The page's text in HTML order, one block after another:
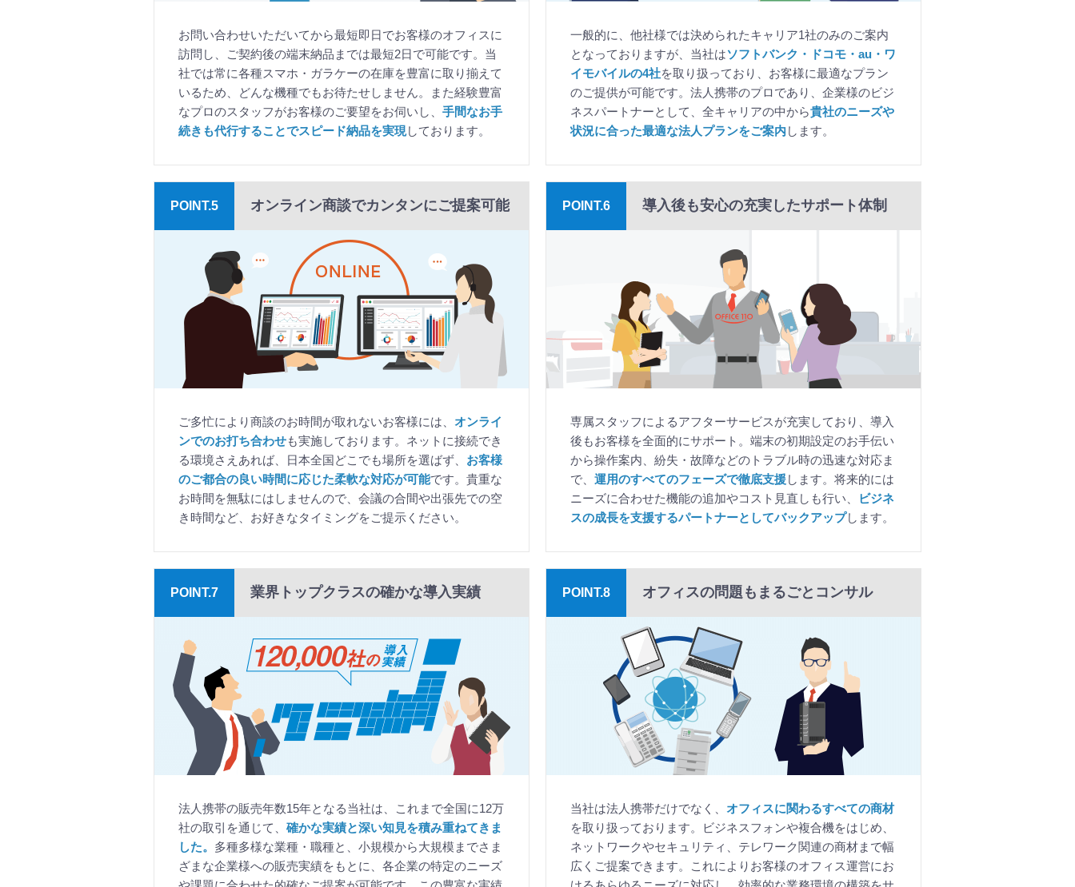
お問い合わせいただいてから最短即日でお客様のオフィスに
訪問し、ご契約後の端末納品までは最短2日で可能です。当
社では常に各種スマホ・ガラケーの在庫を豊富に取り揃えて
いるため、どんな機種でもお待たせしません。また経験豊富
なプロのスタッフがお客様のご要望をお伺いし、 手間なお手
続きも代行することでスピード納品を実現しております。
一般的に、他社様では決められたキャリア1社のみのご案内
となっておりますが、当社はソフトバンク・ドコモ・au・ワ
イモバイルの4社を取り扱っており、お客様に最適なプラン
のご提供が可能です。法人携帯のプロであり、企業様のビジ
ネスパートナーとして、全キャリアの中から貴社のニーズや
状況に合った最適な法人プランをご案内します。
POINT.5 オンライン商談でカンタンにご提案可能
ご多忙により商談のお時間が取れないお客様には、 オンライ
ンでのお打ち合わせも実施しております。ネットに接続でき
る環境さえあれば、日本全国どこでも場所を選ばず、 お客様
のご都合の良い時間に応じた柔軟な対応が可能です。貴重な
お時間を無駄にはしませんので、会議の合間や出張先での空
き時間など、お好きなタイミングをご提示ください。
POINT.6 導入後も安心の充実したサポート体制
専属スタッフによるアフターサービスが充実しており、導入
後もお客様を全面的にサポート。端末の初期設定のお手伝い
から操作案内、紛失・故障などのトラブル時の迅速な対応ま
で、 運用のすべてのフェーズで徹底支援します。将来的には
ニーズに合わせた機能の追加やコスト見直しも行い、
ビジネ
スの成長を支援するパートナーとしてバックアップします。
POINT.7 業界トップクラスの確かな導入実績
法人携帯の販売年数15年となる当社は、これまで全国に12万
社の取引を通じて、 確かな実績と深い知見を積み重ねてきま
した。 多種多様な業種・職種と、小規模から大規模までさま
ざまな企業様への販売実績をもとに、各企業の特定のニーズ
POINT.8 オフィスの問題もまるごとコンサル
当社は法人携帯だけでなく、 オフィスに関わるすべての商材
を取り扱っております。ビジネスフォンや複合機をはじめ、
ネットワークやセキュリティ、テレワーク関連の商材まで幅
広くご提案できます。これによりお客様のオフィス運営にお